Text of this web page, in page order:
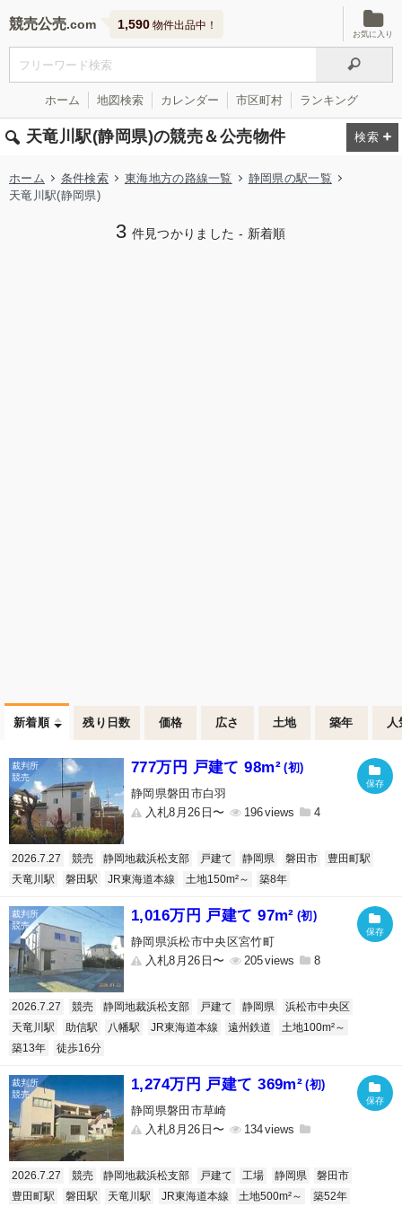
競売公売 1,590 物件出品中！
お気に入り
ホーム 地図検索 カレンダー 市区町村 ランキング
天竜川駅(静岡県)の競売＆公売物件
ホーム 条件検索 東海地方の路線一覧
静岡県の駅一覧
天竜川駅(静岡県)
3 件見つかりました - 新着順
新着順 残り日数 価格 広さ 土地 築年 人
777万円 戸建て 98m² (初)
静岡県磐田市白羽
入札8月26日〜
196 4
2026.7.27 競売 静岡地裁浜松支部 戸建て 静岡県 磐田市
豊田町駅
天竜川駅
磐田駅 JR東海道本線 土地150m²～ 築8年
1,016万円 戸建て 97m² (初)
静岡県浜松市中央区宮竹町
入札8月26日〜
205 8
2026.7.27 競売 静岡地裁浜松支部 戸建て 静岡県
浜松市中央区
天竜川駅
助信駅 八幡駅 JR東海道本線 遠州鉄道
土地100m²～
築13年
徒歩16分
1,274万円 戸建て 369m² (初)
静岡県磐田市草崎
入札8月26日〜
134
2026.7.27 競売 静岡地裁浜松支部 戸建て 工場 静岡県
磐田市
豊田町駅
磐田駅 天竜川駅 JR東海道本線 土地500m²～ 築52年